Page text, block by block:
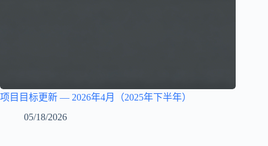
项目目标更新 — 2026年4月（2025年下半年）
05/18/2026